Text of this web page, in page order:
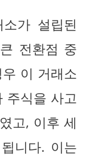
가 설립된
전환점 중
이 거래소
주식을 사고
고, 이후 세
니다. 이는